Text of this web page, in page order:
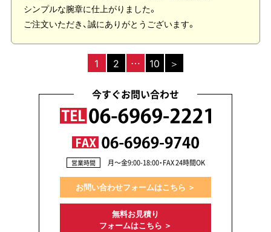
シンプルな腕章に仕上がりました。
ご注文いただき、誠にありがとうございます。
1 2 … 10 ＞
今すぐお問い合わせ
営業時間 月〜金9:00-18:00・FAX 24時間OK
お問い合わせフォームはこちら ＞
無料お見積り
フォームはこちら ＞